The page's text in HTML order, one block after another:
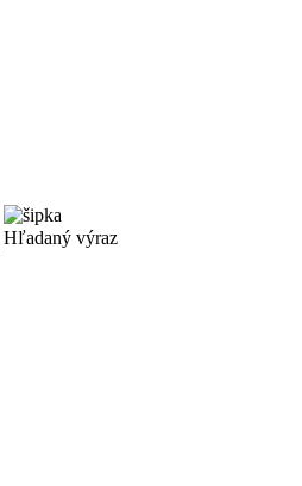
Hľadaný výraz